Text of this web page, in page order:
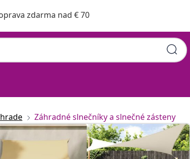
zdarma nad € 70
Záhradné slnečníky a slnečné zásteny